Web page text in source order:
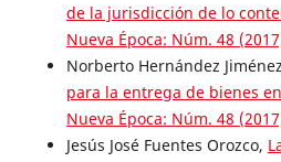
de la jurisdicción de lo
Nueva Época: Núm. 48
Norberto Hernández
para la entrega de bienes
Nueva Época: Núm. 48
Jesús José Fuentes Orozco,